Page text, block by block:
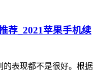
的表现都不是很好。根据